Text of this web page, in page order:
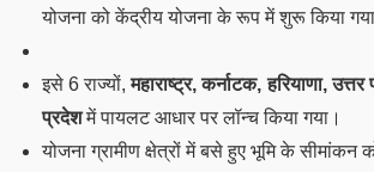
योजना को केंद्रीय योजना के रूप में शुरू किया
इसे 6 राज्यों,महाराष्ट्र, कर्नाटक, हरियाणा,
प्रदेशमें पायलट आधार पर लॉन्च किया गया।
योजना ग्रामीण क्षेत्रों में बसे हुए भूमि के सीमांकन